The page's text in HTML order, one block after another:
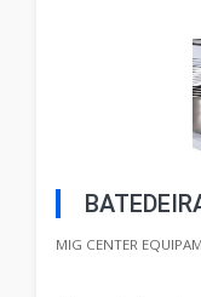
MIG CENTER